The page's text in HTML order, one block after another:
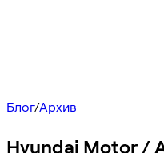
Блог/Архив
Hyundai Motor /